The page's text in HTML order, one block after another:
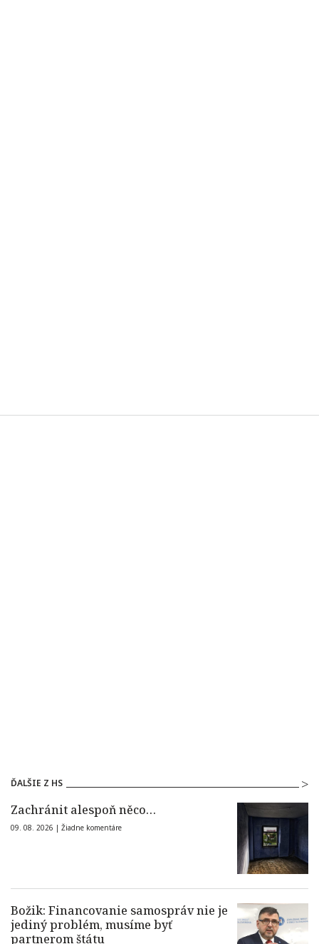
ĎALŠIE Z HS
Zachránit alespoň něco…
09. 08. 2026 | Žiadne komentáre
Božik: Financovanie samospráv nie je
jediný problém, musíme byť
partnerom štátu